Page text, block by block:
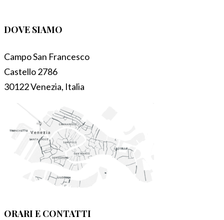
DOVE SIAMO
Campo San Francesco
Castello 2786
30122 Venezia, Italia
ORARI E CONTATTI